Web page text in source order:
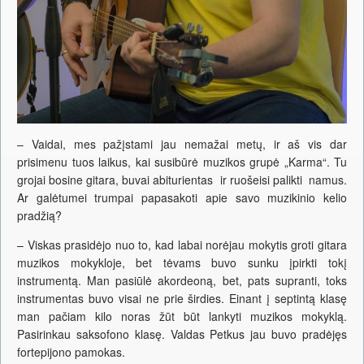
– Vaidai, mes pažįstami jau nemažai metų, ir aš vis dar
prisimenu tuos laikus, kai susibūrė muzikos grupė „Karma“. Tu
grojai bosine gitara, buvai abiturientas ir ruošeisi palikti namus.
Ar galėtumei trumpai papasakoti apie savo muzikinio kelio
pradžią?
– Viskas prasidėjo nuo to, kad labai norėjau mokytis groti gitara
muzikos mokykloje, bet tėvams buvo sunku įpirkti tokį
instrumentą. Man pasiūlė akordeoną, bet, pats supranti, toks
instrumentas buvo visai ne prie širdies. Einant į septintą klasę
man pačiam kilo noras žūt būt lankyti muzikos mokyklą.
Pasirinkau saksofono klasę. Valdas Petkus jau buvo pradėjęs
fortepijono pamokas.